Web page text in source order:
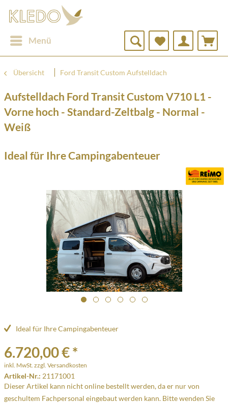
Menü
Übersicht Ford Transit Custom Aufstelldach
Aufstelldach Ford Transit Custom V710 L1 -
Vorne hoch - Standard-Zeltbalg - Normal -
Weiß
Ideal für Ihre Campingabenteuer
Ideal für Ihre Campingabenteuer
6.720,00 € *
inkl. MwSt. zzgl. Versandkosten
Artikel-Nr.: 21171001
Dieser Artikel kann nicht online bestellt werden, da er nur von
geschultem Fachpersonal eingebaut werden kann. Bitte wenden Sie